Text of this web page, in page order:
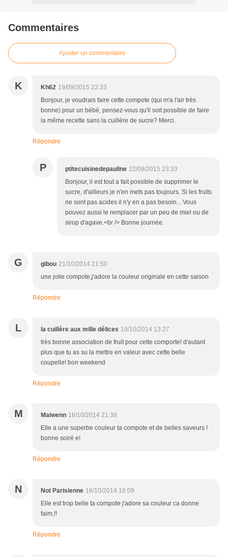
Commentaires
Ajouter un commentaire
K Kh62 19/09/2015 22:33
Bonjour, je voudrais faire cette compote (qui m'a l'air très
bonne) pour un bébé, pensez-vous qu'il soit possible de faire
la même recette sans la cuillère de sucre? Merci.
Répondre
P ptitecuisinedepauline 22/09/2015 23:33
Bonjour, il est tout a fait possible de supprimer le
sucre, d'ailleurs je n'en mets pas toujours. Si les fruits
ne sont pas acides il n'y en a pas besoin... Vous
pouvez aussi le remplacer par un peu de miel ou de
sirop d'agave.<br /> Bonne journée.
G gibou 21/10/2014 21:50
une jolie compote,j'adore la couleur originale en cette saison
Répondre
L la cuillère aux mille délices 19/10/2014 13:27
très bonne association de fruit pour cette comporte! d'autant
plus que tu as su la mettre en valeur avec cette belle
coupelle! bon weekend
Répondre
M Maiwenn 16/10/2014 21:38
Elle a une superbe couleur ta compote et de belles saveurs !
bonne soiré e!
Répondre
N Not Parisienne 16/10/2014 16:09
Elle est trop belle ta compote j'adore sa couleur ca donne
faim,!!
Répondre